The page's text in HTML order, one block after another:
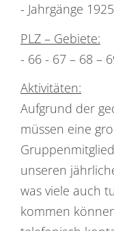
- Jahrgänge
PLZ – Gebiete:
- 66 - 67 – 68 –
Aktivitäten:
Aufgrund der
müssen eine
unseren
was viele auch
kommen